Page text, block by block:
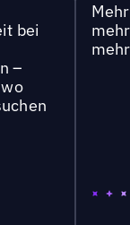
bei
–